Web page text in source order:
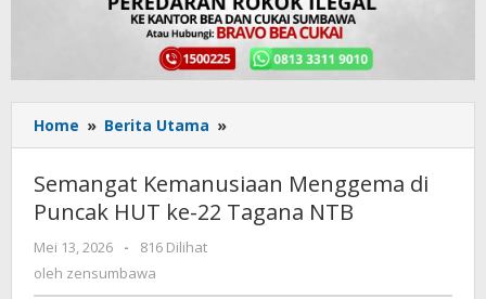
Home » Berita Utama »
Kemanusiaan
di
Puncak
Semangat Kemanusiaan Menggema di
Puncak HUT ke-22 Tagana NTB
Mei 13, 2026
oleh
zensumbawa
-
816 Dilihat
oleh zensumbawa